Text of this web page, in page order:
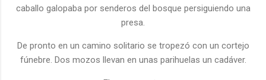
caballo galopaba por senderos del bosque persiguiendo una
presa.
De pronto en un camino solitario se tropezó con un cortejo
fúnebre. Dos mozos llevan en unas parihuelas un cadáver.